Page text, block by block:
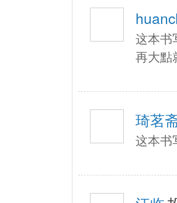
这本书
再大點
琦茗
这本书